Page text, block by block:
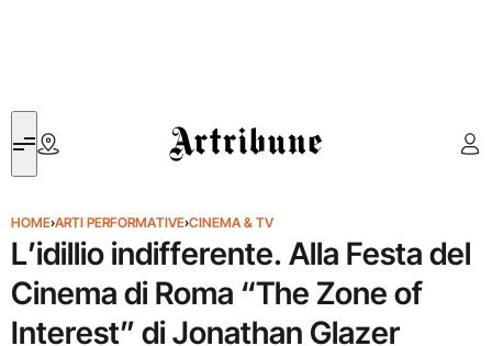
Artribune
HOME›ARTI PERFORMATIVE›CINEMA & TV
L’idillio indifferente. Alla Festa del
Cinema di Roma “The Zone of
Interest” di Jonathan Glazer